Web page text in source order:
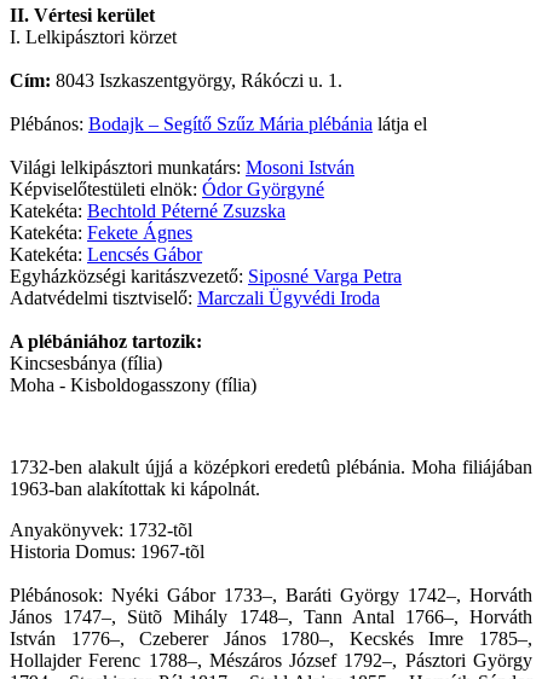
II. Vértesi kerület
I. Lelkipásztori körzet
Cím: 8043 Iszkaszentgyörgy, Rákóczi u. 1.
Plébános: Bodajk – Segítő Szűz Mária plébánia látja el
Világi lelkipásztori munkatárs: Mosoni István
Képviselőtestületi elnök: Ódor Györgyné
Katekéta: Bechtold Péterné Zsuzska
Katekéta: Fekete Ágnes
Katekéta: Lencsés Gábor
Egyházközségi karitászvezető: Siposné Varga Petra
Adatvédelmi tisztviselő: Marczali Ügyvédi Iroda
A plébániához tartozik:
Kincsesbánya (fília)
Moha - Kisboldogasszony (fília)
1732-ben alakult újjá a középkori eredetû plébánia. Moha filiájában
1963-ban alakítottak ki kápolnát.
Anyakönyvek: 1732-tõl
Historia Domus: 1967-tõl
Plébánosok: Nyéki Gábor 1733–, Baráti György 1742–, Horváth
János 1747–, Sütõ Mihály 1748–, Tann Antal 1766–, Horváth
István 1776–, Czeberer János 1780–, Kecskés Imre 1785–,
Hollajder Ferenc 1788–, Mészáros József 1792–, Pásztori György